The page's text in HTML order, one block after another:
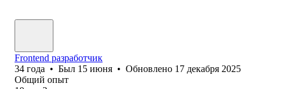
Frontend разработчик
34 года • Был 15 июня • Обновлено 17 декабря 2025
Общий опыт